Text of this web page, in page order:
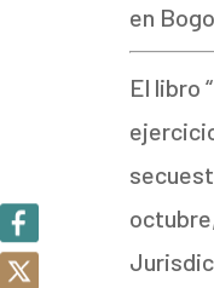
en
El libro